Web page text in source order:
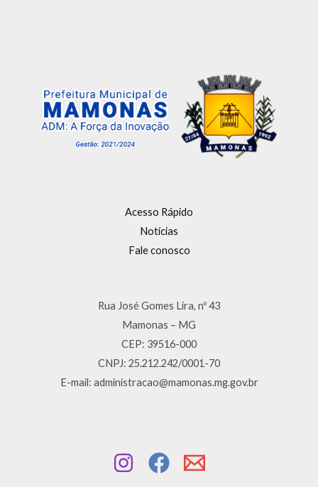
Acesso Rápido
Notícias
Fale conosco
Rua José Gomes Lira, nº 43
Mamonas – MG
CEP: 39516-000
CNPJ: 25.212.242/0001-70
E-mail: administracao@mamonas.mg.gov.br